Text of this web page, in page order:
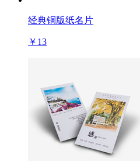
经典铜版纸名片
￥13